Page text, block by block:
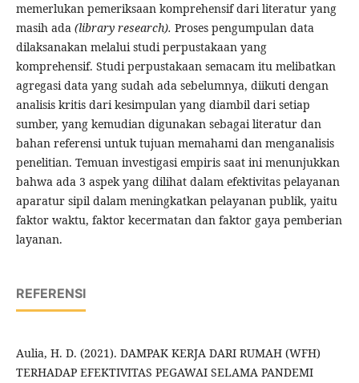
memerlukan pemeriksaan komprehensif dari literatur yang
masih ada (library research). Proses pengumpulan data
dilaksanakan melalui studi perpustakaan yang
komprehensif. Studi perpustakaan semacam itu melibatkan
agregasi data yang sudah ada sebelumnya, diikuti dengan
analisis kritis dari kesimpulan yang diambil dari setiap
sumber, yang kemudian digunakan sebagai literatur dan
bahan referensi untuk tujuan memahami dan menganalisis
penelitian. Temuan investigasi empiris saat ini menunjukkan
bahwa ada 3 aspek yang dilihat dalam efektivitas pelayanan
aparatur sipil dalam meningkatkan pelayanan publik, yaitu
faktor waktu, faktor kecermatan dan faktor gaya pemberian
layanan.
REFERENSI
Aulia, H. D. (2021). DAMPAK KERJA DARI RUMAH (WFH)
TERHADAP EFEKTIVITAS PEGAWAI SELAMA PANDEMI